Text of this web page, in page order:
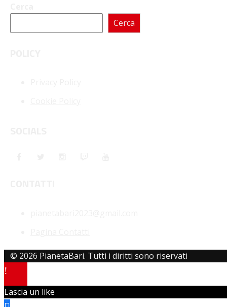
Cerca
© 2026 PianetaBari. Tutti i diritti sono riservati
Lascia un like